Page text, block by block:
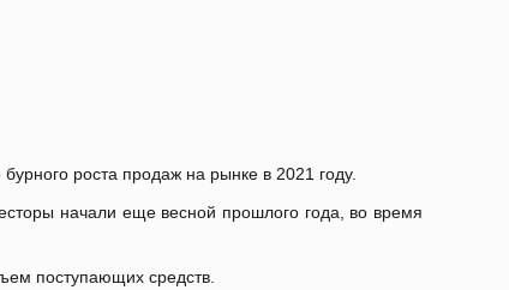
роста продаж на рынке в 2021 году.
начали еще весной прошлого года, во время
поступающих средств.